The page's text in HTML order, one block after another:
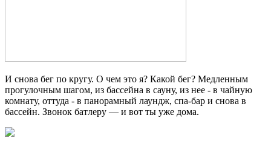
И снова бег по кругу. О чем это я? Какой бег? Медленным
прогулочным шагом, из бассейна в сауну, из нее - в чайную
комнату, оттуда - в панорамный лаундж, спа-бар и снова в
бассейн. Звонок батлеру — и вот ты уже дома.